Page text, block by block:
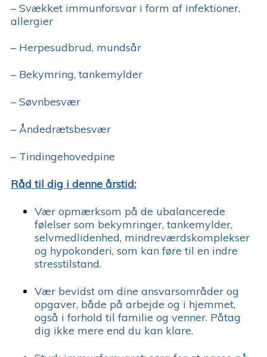
– Svækket immunforsvar i form af infektioner,
allergier
– Herpesudbrud, mundsår
– Bekymring, tankemylder
– Søvnbesvær
– Åndedrætsbesvær
– Tindingehovedpine
Råd til dig i denne årstid:
Vær opmærksom på de ubalancerede
følelser som bekymringer, tankemylder,
selvmedlidenhed, mindreværdskomplekser
og hypokonderi, som kan føre til en indre
stresstilstand.
Vær bevidst om dine ansvarsområder og
opgaver, både på arbejde og i hjemmet,
også i forhold til familie og venner. Påtag
dig ikke mere end du kan klare.